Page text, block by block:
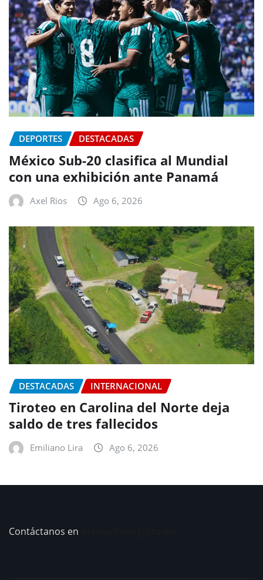
DEPORTES DESTACADAS
México Sub-20 clasifica al Mundial
con una exhibición ante Panamá
Axel Rios Ago 6, 2026
DESTACADAS INTERNACIONAL
Tiroteo en Carolina del Norte deja
saldo de tres fallecidos
Emiliano Lira Ago 6, 2026
Contáctanos en